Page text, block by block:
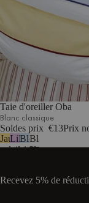
Taie d'oreiller Oba
Blanc classique
Soldes prix €13Prix
Jaune
soleil
Lilas
pastel
Bleu
ciel
Blanc
classique
Recevez 5% de